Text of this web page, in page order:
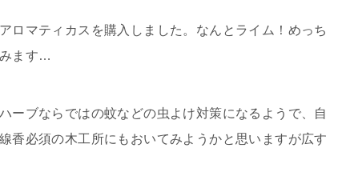
ロマティカスを購入しました。なんとライム！めっち
ます…
ーブならではの蚊などの虫よけ対策になるようで、自
香必須の木工所にもおいてみようかと思いますが広す